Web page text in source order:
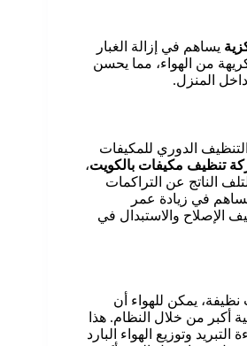
يساهم في إزالة الغبار
من الهواء، مما يحسن
المنزل.
الدوري للمكيفات
تنظيف مكيفات بالكويت،
الناتج عن التراكمات
يساهم في زيادة عمر
الإصلاح والاستبدال في
يمكن للهواء أن
أكبر من خلال النظام. هذا
وتوزيع الهواء البارد